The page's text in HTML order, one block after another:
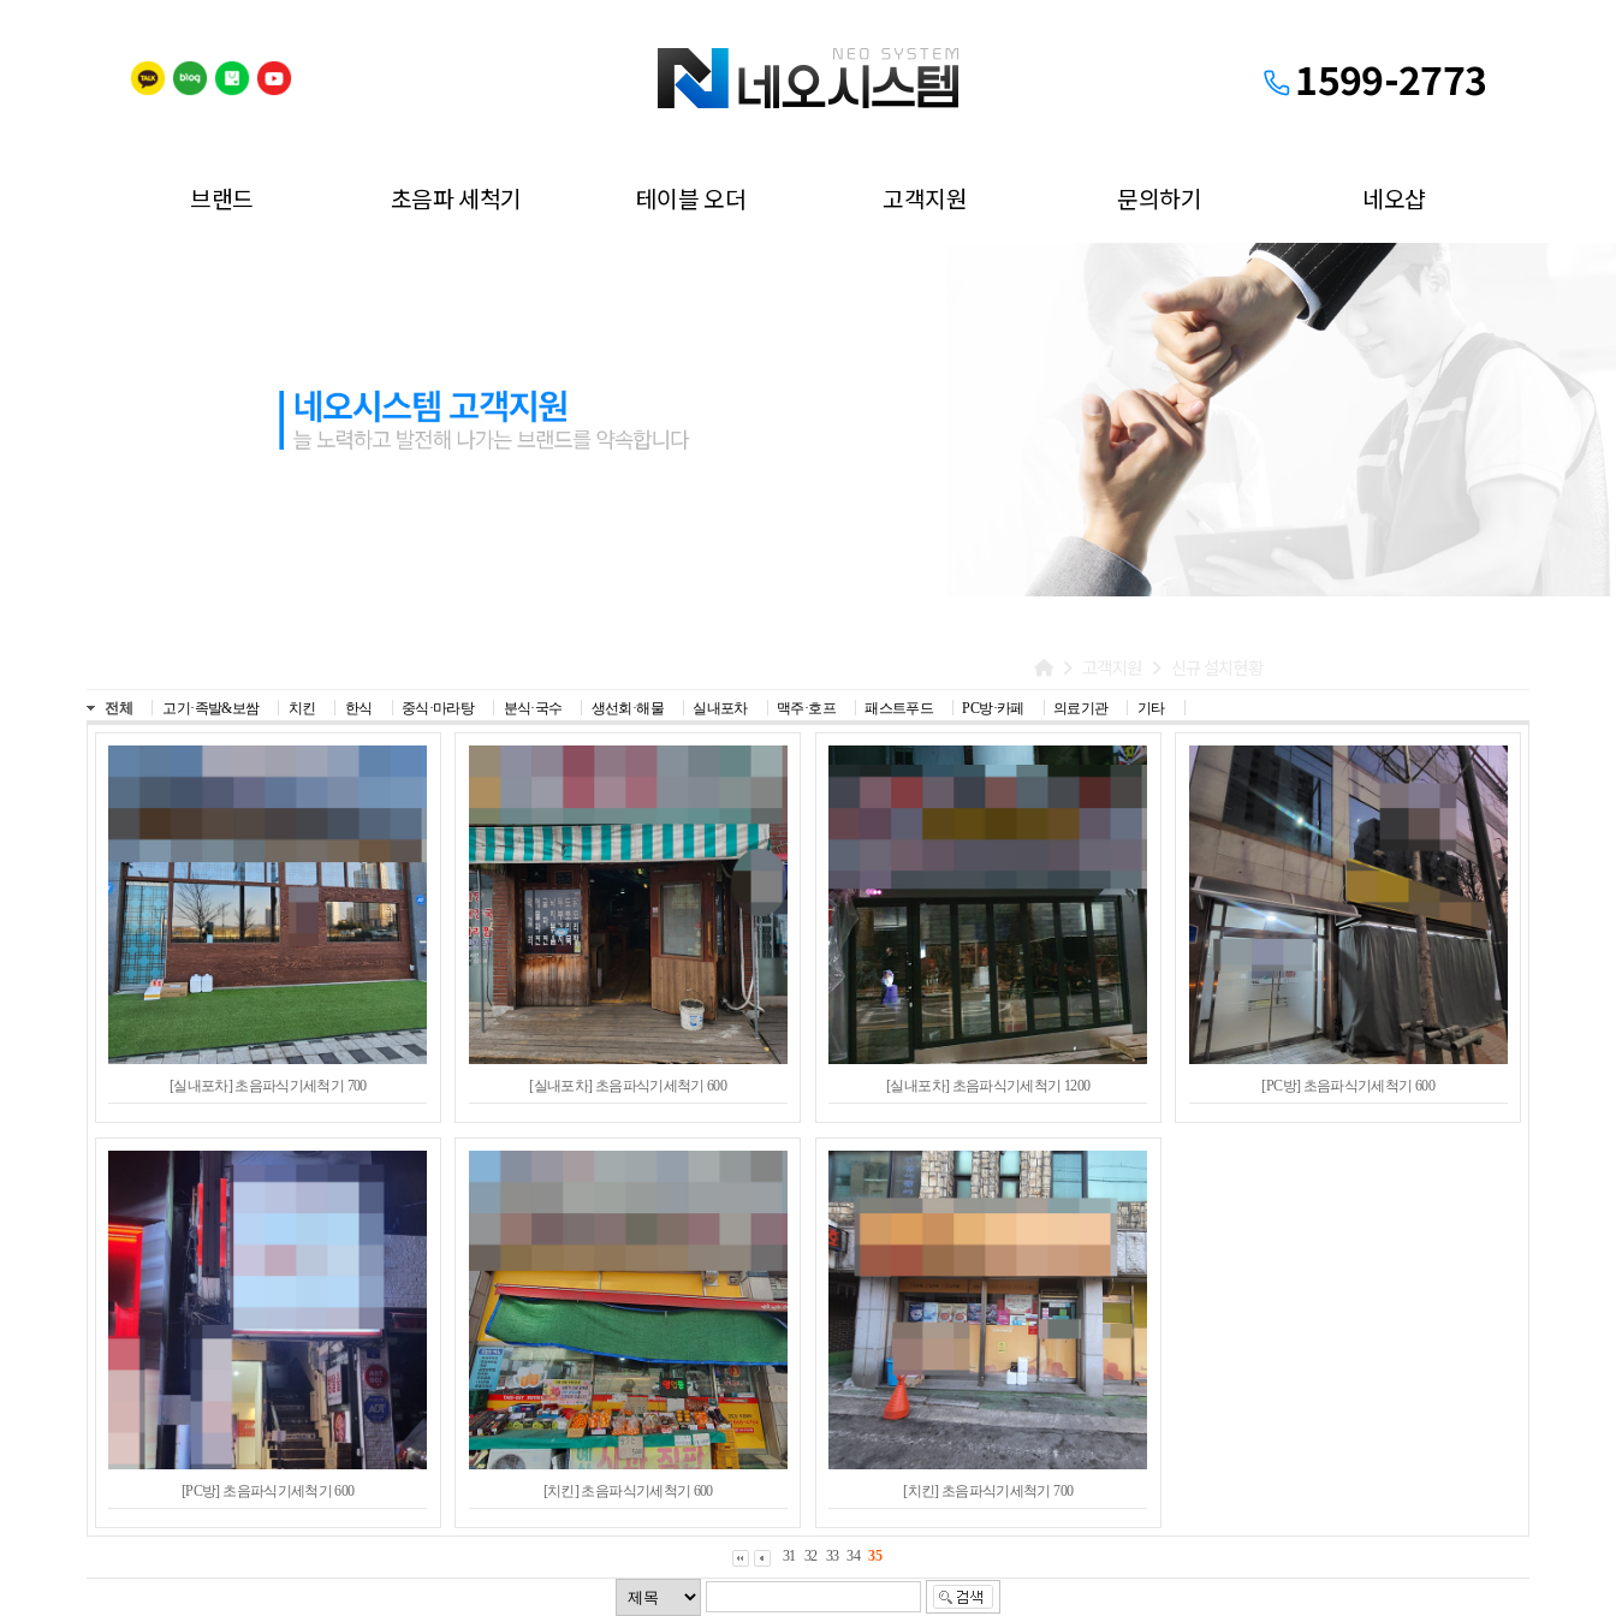
1599-2773
브랜드 초음파 세척기 테이블 오더 고객지원 문의하기 네오샵
전체 고기·족발&보쌈 치킨 한식 중식·마라탕 분식·국수 생선회·해물 실내포차 맥주·호프 패스트푸드 PC방·카페 의료기관 기타
[실내포차] 초음파식기세척기 700 [실내포차] 초음파식기세척기 600 [실내포차] 초음파식기세척기 1200 [PC방] 초음파식기세척기 600
[PC방] 초음파식기세척기 600 [치킨] 초음파식기세척기 600 [치킨] 초음파식기세척기 700
31 32 33 34 35